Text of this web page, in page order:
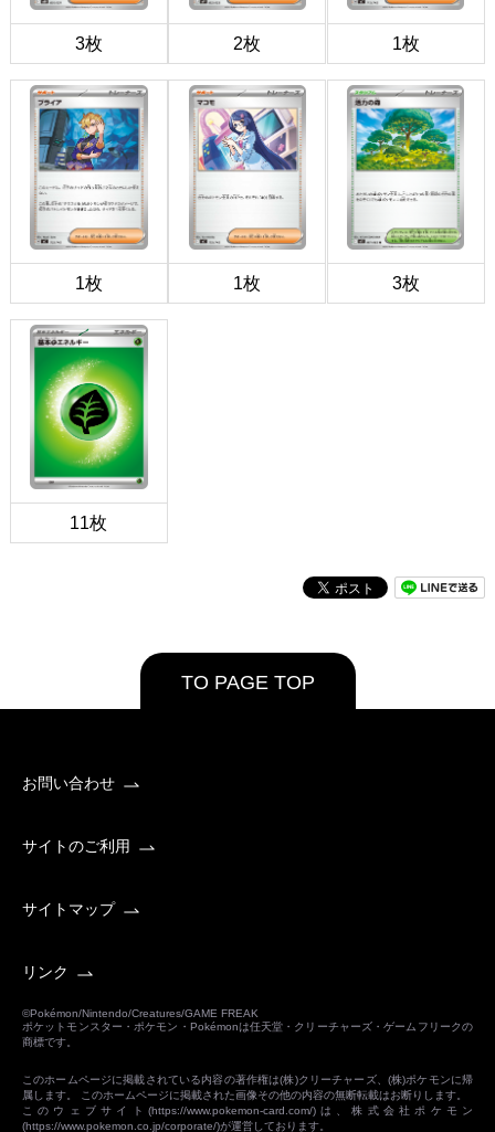
3枚 2枚 1枚
1枚 1枚 3枚
11枚
TO PAGE TOP
お問い合わせ
サイトのご利用
サイトマップ
リンク
©Pokémon/Nintendo/Creatures/GAME FREAK
ポケットモンスター・ポケモン・Pokémonは任天堂・クリーチャーズ・ゲームフリークの
商標です。
このホームページに掲載されている内容の著作権は(株)クリーチャーズ、(株)ポケモンに帰
属します。 このホームページに掲載された画像その他の内容の無断転載はお断りします。
このウェブサイト(https://www.pokemon-card.com/)は、株式会社ポケモン
(https://www.pokemon.co.jp/corporate/)が運営しております。